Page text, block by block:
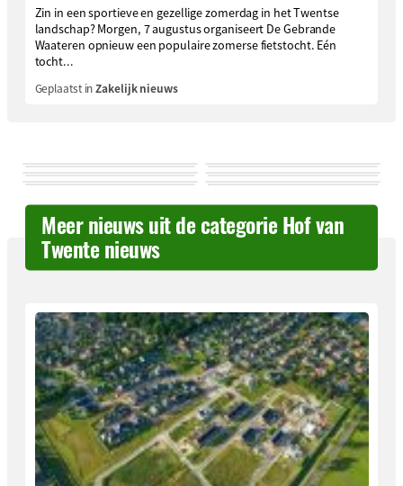
Zin in een sportieve en gezellige zomerdag in het Twentse
landschap? Morgen, 7 augustus organiseert De Gebrande
Waateren opnieuw een populaire zomerse fietstocht. Eén
tocht...
Geplaatst inZakelijk nieuws
Meer nieuws uit de categorie Hof van
Twente nieuws